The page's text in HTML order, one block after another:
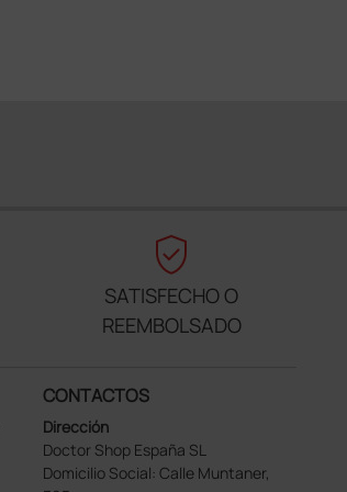
verified_user
SATISFECHO O
REEMBOLSADO
CONTACTOS
Dirección
Doctor Shop España SL
Domicilio Social: Calle Muntaner,